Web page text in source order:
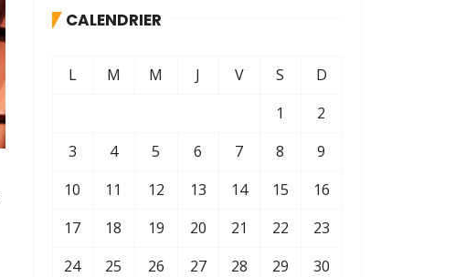
CALENDRIER
L M M J V S
D
1
2
3
4 5 6 7 8
9
10
11 12 13 14 15
16
17
18 19 20 21 22
23
24
25 26 27 28 29
30